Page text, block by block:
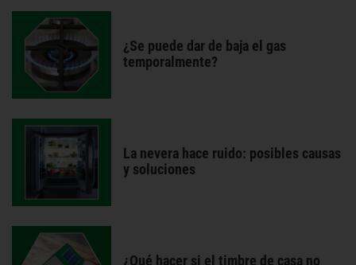
¿Se puede dar de baja el gas
temporalmente?
La nevera hace ruido: posibles causas
y soluciones
¿Qué hacer si el timbre de casa no